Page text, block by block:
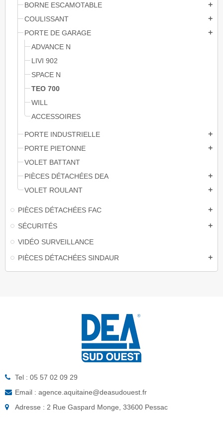
BORNE ESCAMOTABLE add
COULISSANT add
PORTE DE GARAGE add
ADVANCE N
LIVI 902
SPACE N
TEO 700
WILL
ACCESSOIRES
PORTE INDUSTRIELLE add
PORTE PIETONNE add
VOLET BATTANT
PIÈCES DÉTACHÉES DEA
add
VOLET ROULANT add
PIÈCES DÉTACHÉES FAC add
SÉCURITÉS add
VIDÉO SURVEILLANCE
PIÈCES DÉTACHÉES SINDAUR
add
Tel : 05 57 02 09 29
Email : agence.aquitaine@deasudouest.fr
Adresse : 2 Rue Gaspard Monge, 33600 Pessac